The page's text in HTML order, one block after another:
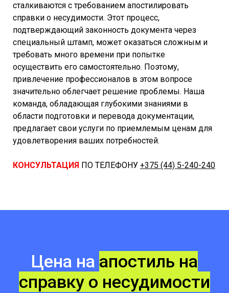
сталкиваются с требованием апостилировать
справки о несудимости. Этот процесс,
подтверждающий законность документа через
специальный штамп, может оказаться сложным и
требовать много времени при попытке
осуществить его самостоятельно. Поэтому,
привлечение профессионалов в этом вопросе
значительно облегчает решение проблемы. Наша
команда, обладающая глубокими знаниями в
области подготовки и перевода документации,
предлагает свои услуги по приемлемым ценам для
удовлетворения ваших потребностей.
КОНСУЛЬТАЦИЯ ПО ТЕЛЕФОНУ +375 (44) 5-240-240
Цена на апостиль на
справку о несудимости